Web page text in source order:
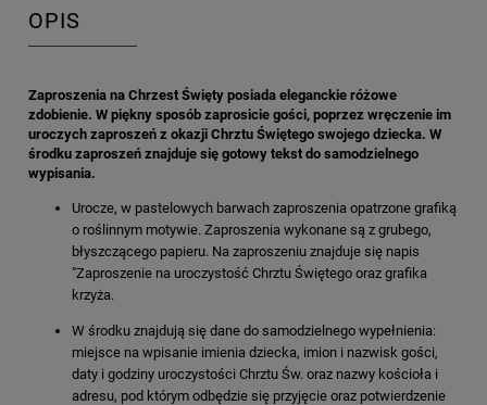
OPIS
Zaproszenia na Chrzest Święty posiada eleganckie różowe
zdobienie. W piękny sposób zaprosicie gości, poprzez wręczenie im
uroczych zaproszeń z okazji Chrztu Świętego swojego dziecka. W
środku zaproszeń znajduje się gotowy tekst do samodzielnego
wypisania.
Urocze, w pastelowych barwach zaproszenia opatrzone grafiką
o roślinnym motywie. Zaproszenia wykonane są z grubego,
błyszczącego papieru. Na zaproszeniu znajduje się napis
"Zaproszenie na uroczystość Chrztu Świętego oraz grafika
krzyża.
W środku znajdują się dane do samodzielnego wypełnienia:
miejsce na wpisanie imienia dziecka, imion i nazwisk gości,
daty i godziny uroczystości Chrztu Św. oraz nazwy kościoła i
adresu, pod którym odbędzie się przyjęcie oraz potwierdzenie